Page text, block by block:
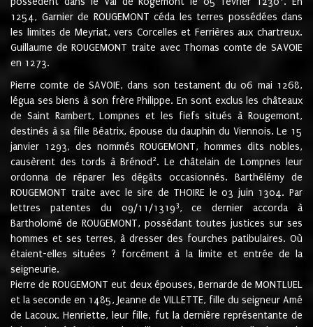
1254, Garnier de ROUGEMONT céda les terres possédées dans
les limites de Meyriat, vers Corcelles et Ferrières aux chartreux.
Guillaume de ROUGEMONT traite avec Thomas comte de SAVOIE
en 1273.
Pierre comte de SAVOIE, dans son testament du 06 mai 1268,
légua ses biens à son frère Philippe. En sont exclus les châteaux
de Saint Rambert, Lompnes et les fiefs situés à Rougemont,
destinés à sa fille Béatrix, épouse du dauphin du Viennois. Le 15
janvier 1293, des nommés ROUGEMONT, hommes dits nobles,
causèrent des tords à Brénod 2. Le châtelain de Lompnes leur
ordonna de réparer les dégâts occasionnés. Barthélémy de
ROUGEMONT traite avec le sire de THOIRE le 03 juin 1304. Par
lettres patentes du 09/11/13193, ce dernier accorda à
Bartholomé de ROUGEMONT, possédant toutes justices sur ses
hommes et ses terres, à dresser des fourches patibulaires. Où
étaient-elles situées ? forcément à la limite et entrée de la
seigneurie.
Pierre de ROUGEMONT eut deux épouses, Bernarde de MONTLUEL
et la seconde en 1485, Jeanne de VILLETTE, fille du seigneur Amé
de Lacoux. Henriette, leur fille, fut la dernière représentante de